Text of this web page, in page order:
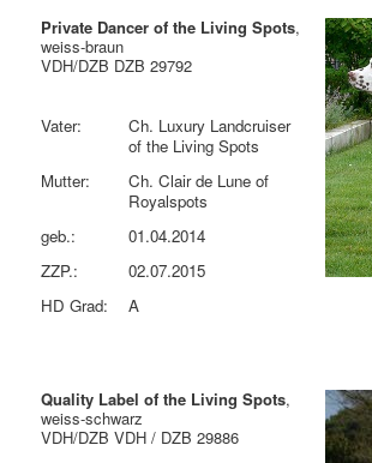
Private Dancer of the Living Spots,
weiss-braun
VDH/DZB DZB 29792
Vater:
Ch. Luxury Landcruiser
of the Living Spots
Mutter:
Ch. Clair de Lune of
Royalspots
geb.:
01.04.2014
ZZP.:
02.07.2015
HD Grad:
A
Quality Label of the Living Spots,
weiss-schwarz
VDH/DZB VDH / DZB 29886